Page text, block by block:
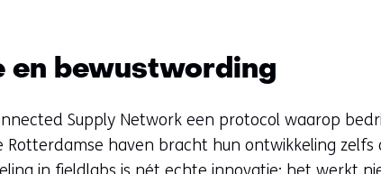
en bewustwording
Supply Network een protocol waarop
Rotterdamse haven bracht hun ontwikkeling